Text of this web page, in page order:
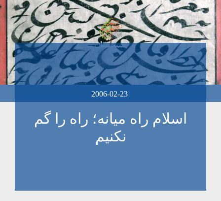
2006-02-23
اسلام راه ميانه؛ راه را گم
نکنيم